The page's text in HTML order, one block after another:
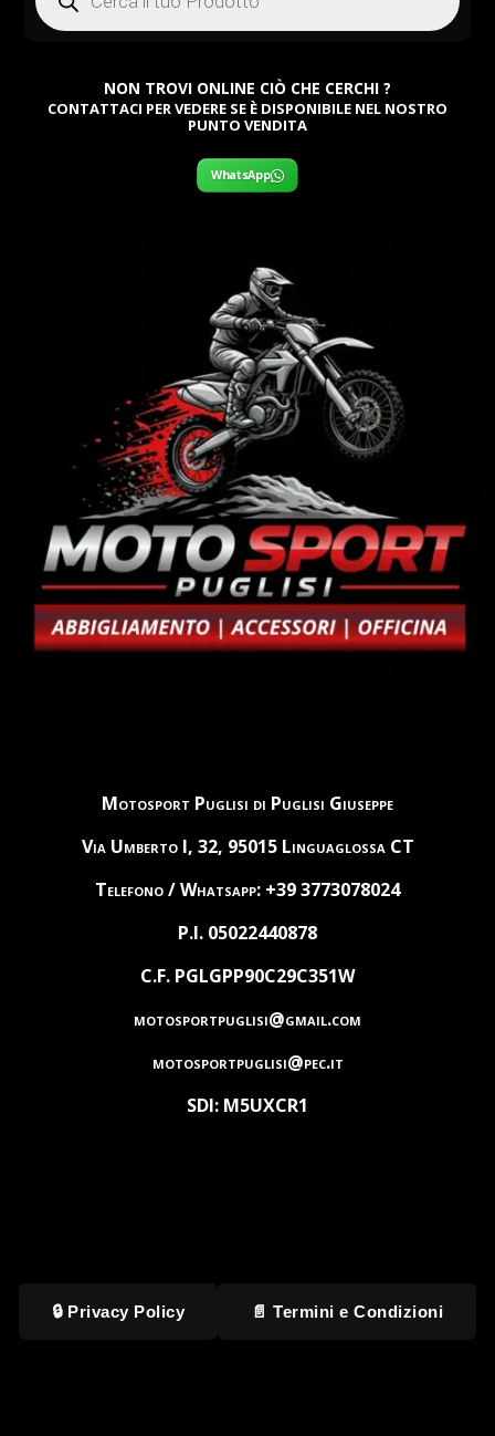
NON TROVI ONLINE CIÒ CHE CERCHI ?
CONTATTACI PER VEDERE SE È DISPONIBILE NEL NOSTRO
PUNTO VENDITA
WhatsApp
Motosport Puglisi di Puglisi Giuseppe
Via Umberto I, 32, 95015 Linguaglossa CT
Telefono / Whatsapp: +39 3773078024
P.I. 05022440878
C.F. PGLGPP90C29C351W
motosportpuglisi@gmail.com
motosportpuglisi@pec.it
SDI: M5UXCR1
🔒 Privacy Policy 📄 Termini e Condizioni